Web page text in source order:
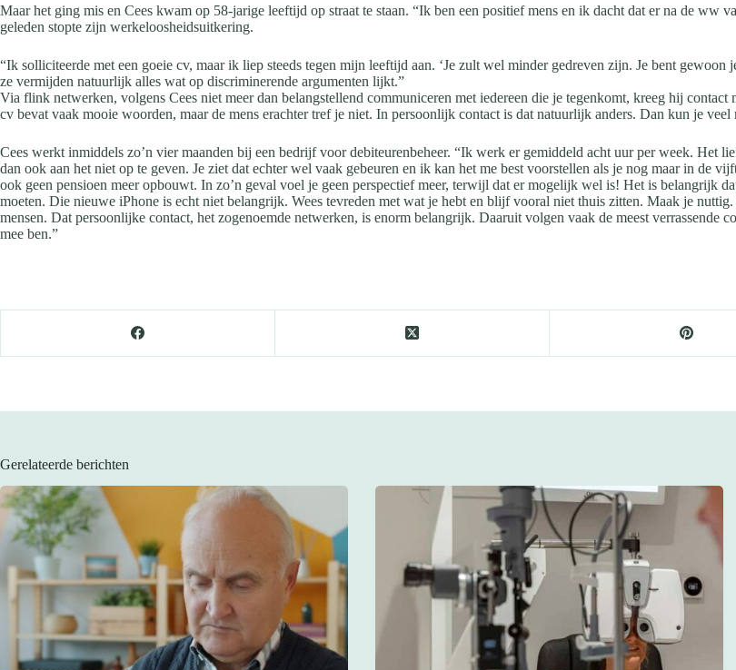
Maar het ging mis en Cees kwam op 58-jarige leeftijd op straat te staan. “Ik ben een positief mens en ik dacht dat er na de ww
geleden stopte zijn werkeloosheidsuitkering.
“Ik solliciteerde met een goeie cv, maar ik liep steeds tegen mijn leeftijd aan. ‘Je zult wel minder gedreven zijn. Je bent
ze vermijden natuurlijk alles wat op discriminerende argumenten lijkt.”
Via flink netwerken, volgens Cees niet meer dan belangstellend communiceren met iedereen die je tegenkomt, kreeg hij
cv bevat vaak mooie woorden, maar de mens erachter tref je niet. In persoonlijk contact is dat natuurlijk anders. Dan kun je veel
Cees werkt inmiddels zo’n vier maanden bij een bedrijf voor debiteurenbeheer. “Ik werk er gemiddeld acht uur per week. Het
dan ook aan het niet op te geven. Je ziet dat echter wel vaak gebeuren en ik kan het me best voorstellen als je nog maar in de
ook geen pensioen meer opbouwt. In zo’n geval voel je geen perspectief meer, terwijl dat er mogelijk wel is! Het is belangrijk
moeten. Die nieuwe iPhone is echt niet belangrijk. Wees tevreden met wat je hebt en blijf vooral niet thuis zitten. Maak je
mensen. Dat persoonlijke contact, het zogenoemde netwerken, is enorm belangrijk. Daaruit volgen vaak de meest verrassende
mee ben.”
Gerelateerde berichten